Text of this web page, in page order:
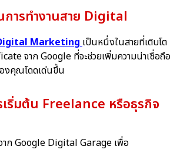
การทำงานสาย Digital
Marketingเป็นหนึ่งในสายที่เติบโต
จาก Google ที่จะช่วยเพิ่มความน่าเชื่อถือ
งคุณโดดเด่นขึ้น
เริ่มต้น Freelance หรือธุรกิจ
าก Google Digital Garage เพื่อ